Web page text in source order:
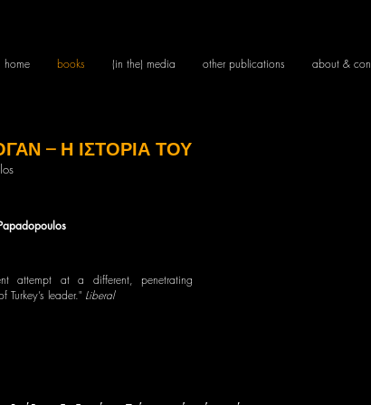
home books (in the) media other publications about &
– Η ΙΣΤΟΡΙΑ ΤΟΥ
attempt at a different, penetrating
Turkey’s leader." Liberal